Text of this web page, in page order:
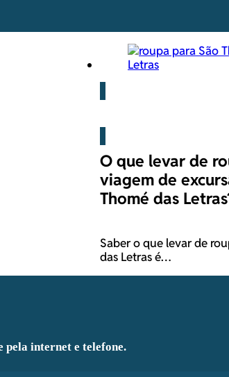
O que levar de
viagem de
Thomé das
Saber o que levar de
das Letras é…
pela internet e telefone.